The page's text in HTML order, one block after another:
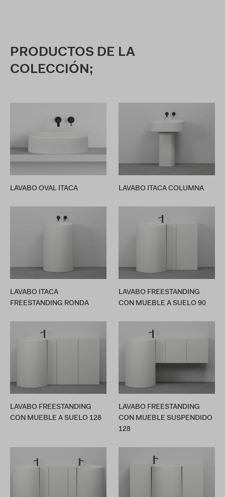
PRODUCTOS DE LA
COLECCIÓN;
LAVABO OVAL ITACA LAVABO ITACA COLUMNA
LAVABO ITACA
FREESTANDING RONDA
LAVABO FREESTANDING
CON MUEBLE A SUELO 90
LAVABO FREESTANDING
CON MUEBLE A SUELO 128
LAVABO FREESTANDING
CON MUEBLE SUSPENDIDO
128